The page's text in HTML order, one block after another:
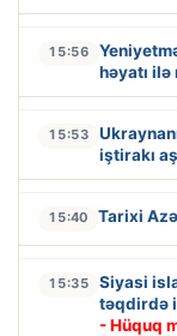
15:56
həyatı
15:53
iştirakı
15:40 Tarixi
15:35
Siyasi
təqdirdə
- Hüquq